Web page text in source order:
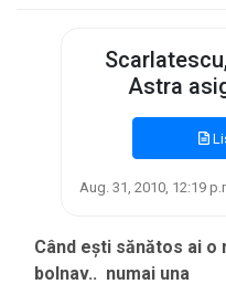
Astra
Aug. 31, 2010, 12:19
Când ești sănătos ai
bolnav.. numai una